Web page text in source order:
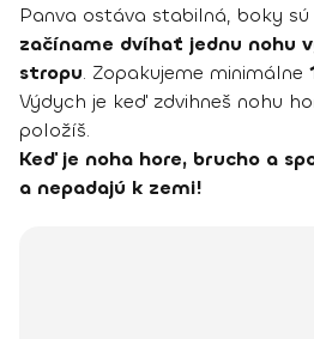
Panva ostáva stabilná, boky
začíname dvíhať jednu nohu
stropu. Zopakujeme minimálne
Výdych je keď zdvihneš nohu
položíš.
Keď je noha hore, brucho a
a nepadajú k zemi!